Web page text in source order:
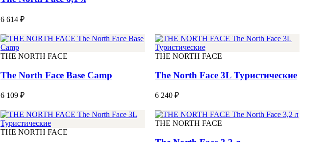
6 614 ₽
THE NORTH FACE
The North Face Base Camp
6 109 ₽
THE NORTH FACE
The North Face 3L Туристические
6 240 ₽
THE NORTH FACE
THE NORTH FACE